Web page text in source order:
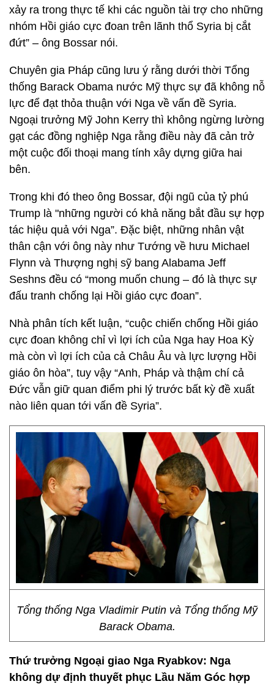
xảy ra trong thực tế khi các nguồn tài trợ cho những
nhóm Hồi giáo cực đoan trên lãnh thổ Syria bị cắt
đứt” – ông Bossar nói.
Chuyên gia Pháp cũng lưu ý rằng dưới thời Tổng
thống Barack Obama nước Mỹ thực sự đã không nỗ
lực để đạt thỏa thuận với Nga về vấn đề Syria.
Ngoại trưởng Mỹ John Kerry thì không ngừng lường
gạt các đồng nghiệp Nga rằng điều này đã cản trở
một cuộc đối thoại mang tính xây dựng giữa hai
bên.
Trong khi đó theo ông Bossar, đội ngũ của tỷ phú
Trump là "những người có khả năng bắt đầu sự hợp
tác hiệu quả với Nga”. Đặc biệt, những nhân vật
thân cận với ông này như Tướng về hưu Michael
Flynn và Thượng nghị sỹ bang Alabama Jeff
Seshns đều có “mong muốn chung – đó là thực sự
đấu tranh chống lại Hồi giáo cực đoan”.
Nhà phân tích kết luận, “cuộc chiến chống Hồi giáo
cực đoan không chỉ vì lợi ích của Nga hay Hoa Kỳ
mà còn vì lợi ích của cả Châu Âu và lực lượng Hồi
giáo ôn hòa”, tuy vậy “Anh, Pháp và thậm chí cả
Đức vẫn giữ quan điểm phi lý trước bất kỳ đề xuất
nào liên quan tới vấn đề Syria”.
Tổng thống Nga Vladimir Putin và Tổng thống Mỹ
Barack Obama.
Thứ trưởng Ngoại giao Nga Ryabkov: Nga
không dự định thuyết phục Lầu Năm Góc hợp